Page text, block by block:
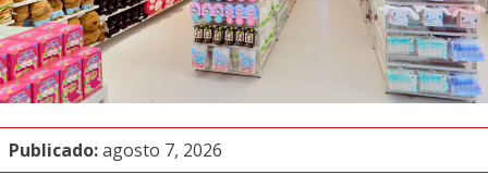
Publicado:agosto 7, 2026